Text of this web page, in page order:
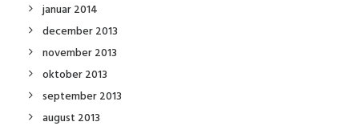
januar 2014
december 2013
november 2013
oktober 2013
september 2013
august 2013